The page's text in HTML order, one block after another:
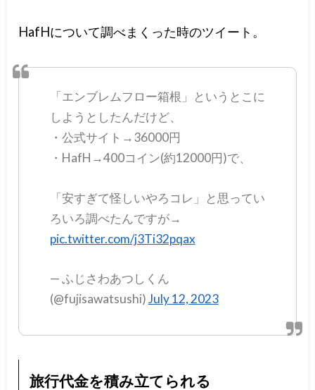
HafHについて調べまくった時のツイート。
「エンブレムフロー箱根」というとこに
しようとしたんだけど、
・公式サイト→36000円
・HafH→400コイン(約12000円)で、
「安すぎて怪しいやろコレ」と思ってい
ろいろ調べたんですが→
pic.twitter.com/j3Ti32pqax
— ふじさわあつしくん
(@fujisawatsushi)July 12, 2023
旅行代金を積み立てられる